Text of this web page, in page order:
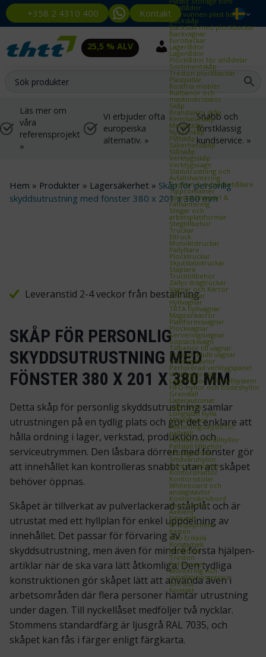
+358 2 4310 400 Kontakt Plastlådor
Återvunnen plast back
Backskåp
Backställ med plockbackar
Backvagnar
Eurobackar
Lagerlådor
Lagerlådor
Plocklådor för smådelar
Sortimentskåp
Treston plockbackar
Plastpallar
Rostfria möbler
Rullbanor och
maskinskridskor
Skåp
Brandsäkra skåp
Kemikalieskåp
Metallskåp
Nyckelskåp
Plåtskåp
Säkerhetsskåp
Stålskåp
Verktygsskåp
Verktygsvagn
Städutrustning och
Avfallshantering
Sopkärl & Avfallsbehållare
Tippcontainer
Uppsamlingskärl &
Fathantering
Stegar och
arbetsplattformar
Stegtillbehör
Truckar
Eltruck
Motviktstruckar
Pallyftare
Plocktruckar
Skjutstativtruckar
Staplare
Trucktillbehör
Zallys dragtruckar
Vagnar och Kärror
ESD‑vagnar
Hyllvagnar
TRTA hyllvagnar
Magasinkärror
Plattformsvagnar
Plockvagnar
Serveringsvagnar
Sopsäcksvagn
Tillbehör till vagnar
Treston Multi vagnar
Verktygstavlor
Perforerad verktygspanel
Verktygskrokar
Lagerhyllor och Hyllsystem
FIFO‑hyllor och flödeshyllor
Grenställ
Lagerautomat
Lagerhylla
Longspan hylla
Metallhyllor
Påkörningsskydd för
pallställ
Pallställ och Pallhyllor
Pallställ tillbehör
Utdragsenhet
Småvaruhyllor
Kontorsmöbler
Kontorsmattor
Kontorsstolar
Whiteboard och
anslagstavlor
Kontorsskrivbord
Varumärken
Axelent
Edmolift
EP-Equipment
Kasten
Kito Erikkilä
Kongamek
Mitsubishi
Treston
Referenser
Montering och
installationsservice
Om oss
Kontakt
25,5 % ALV
Läs mer om
våra
referensprojekt
»
Vi erbjuder ofta
europeiska
alternativ. »
Snabb och
förstklassig
kundservice. »
Hem » Produkter » Lagersäkerhet » Skåp för personlig
skyddsutrustning med fönster 380 x 201 x 380 mm
Leveranstid 2-4 veckor från beställning
SKÅP FÖR PERSONLIG
SKYDDSUTRUSTNING MED
FÖNSTER 380 X 201 X 380 MM
Detta skåp för personlig skyddsutrustning samlar
utrustningen på en tydlig plats och gör det enklare att
hålla ordning i lager, verkstad, produktion och
serviceutrymmen. Den låsbara dörren med fönster gör
att innehållet kan kontrolleras snabbt utan att skåpet
behöver öppnas.
Skåpet är tillverkat av pulverlackerad stålplåt och är
utrustat med ett hyllplan för enkel uppdelning av
innehållet. Det passar för förvaring av
skyddsutrustning, men även för mindre första hjälpen-
artiklar när de ska vara lätt åtkomliga. Den tydliga
konstruktionen gör skåpet lätt att använda även i
arbetsområden där flera personer hämtar utrustning
under dagen. Till nyckellåset medföljer två nycklar.
Stommens standardfärg är ljusgrå RAL 7035, och
skåpet kan fås i färger enligt färgkarta.